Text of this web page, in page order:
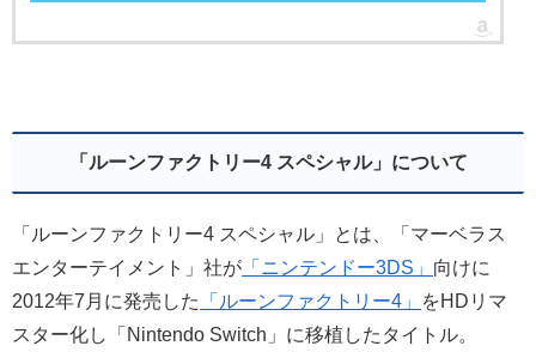
「ルーンファクトリー4 スペシャル」について
「ルーンファクトリー4 スペシャル」とは、「マーベラス
エンターテイメント」社が 「ニンテンドー3DS」 向けに
2012年7月に発売した
「ルーンファクトリー4」
をHDリマ
スター化し「Nintendo Switch」に移植したタイトル。